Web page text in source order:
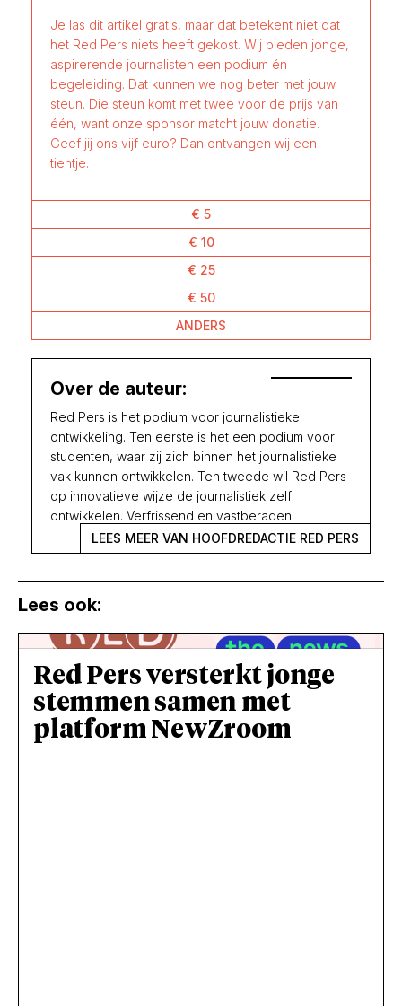
Je las dit artikel gratis, maar dat betekent niet dat
het Red Pers niets heeft gekost. Wij bieden jonge,
aspirerende journalisten een podium én
begeleiding. Dat kunnen we nog beter met jouw
steun. Die steun komt met twee voor de prijs van
één, want onze sponsor matcht jouw donatie.
Geef jij ons vijf euro? Dan ontvangen wij een
tientje.
€ 5
€ 10
€ 25
€ 50
ANDERS
Over de auteur:
Red Pers is het podium voor journalistieke
ontwikkeling. Ten eerste is het een podium voor
studenten, waar zij zich binnen het journalistieke
vak kunnen ontwikkelen. Ten tweede wil Red Pers
op innovatieve wijze de journalistiek zelf
ontwikkelen. Verfrissend en vastberaden.
LEES MEER VAN HOOFDREDACTIE RED PERS
Lees ook:
Red Pers versterkt jonge
stemmen samen met
platform NewZroom